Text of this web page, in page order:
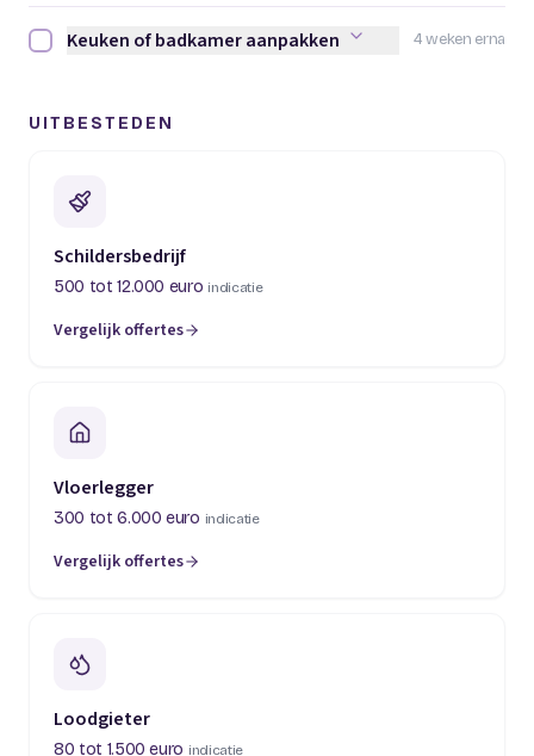
4 weken erna
Keuken of badkamer aanpakken afvinken
Keuken of badkamer aanpakken
UITBESTEDEN
Schildersbedrijf
500 tot 12.000 euro indicatie
Vergelijk offertes
(opent in een nieuw tabblad)
Vloerlegger
300 tot 6.000 euro indicatie
Vergelijk offertes
(opent in een nieuw tabblad)
Loodgieter
80 tot 1.500 euro indicatie